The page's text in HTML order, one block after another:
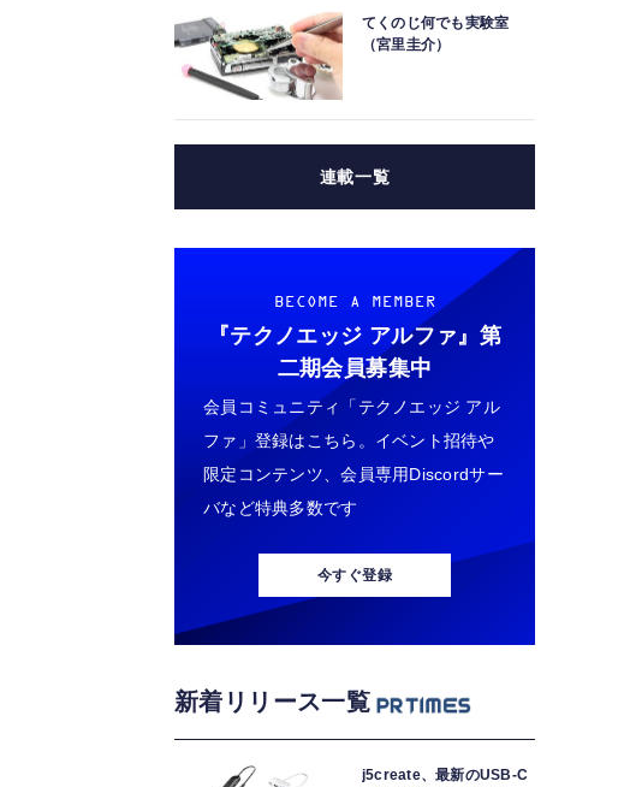
てくのじ何でも実験室
（宮里圭介）
連載一覧
BECOME A MEMBER
『テクノエッジ アルファ』 第
二期会員募集中
会員コミュニティ「テクノエッジ アル
ファ」登録はこちら。イベント招待や
限定コンテンツ、会員専用Discordサー
バなど特典多数です
今すぐ登録
新着リリース一覧
j5create、最新のUSB-C